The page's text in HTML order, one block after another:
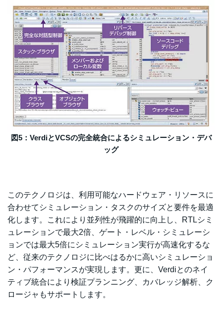
図5：VerdiとVCSの完全統合によるシミュレーション・デバ
ッグ
このテクノロジは、利用可能なハードウェア・リソースに
合わせてシミュレーション・タスクのサイズと要件を最適
化します。これにより並列性が飛躍的に向上し、RTLシミ
ュレーションで最大2倍、ゲート・レベル・シミュレーシ
ョンでは最大5倍にシミュレーション実行が高速化するな
ど、従来のテクノロジに比べはるかに高いシミュレーショ
ン・パフォーマンスが実現します。更に、Verdiとのネイ
ティブ統合により検証プランニング、カバレッジ解析、ク
ロージャもサポートします。